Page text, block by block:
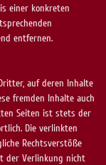
einer konkreten
entfernen.
auf deren Inhalte
fremden Inhalte auch
Seiten ist stets der
Die verlinkten
Rechtsverstöße
der Verlinkung nicht